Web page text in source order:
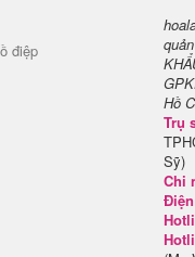
điệp
Hồ
Trụ
Sỹ)
Chi